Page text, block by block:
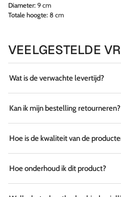
Diameter:9 cm
Totale hoogte:8 cm
VEELGESTELDE
Wat is de verwachte levertijd?
Kan ik mijn bestelling retourneren?
Hoe is de kwaliteit van de
Hoe onderhoud ik dit product?